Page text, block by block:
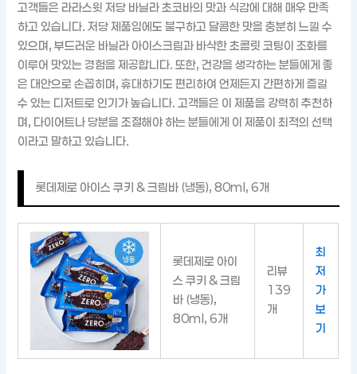
고객들은 라라스윗 저당 바닐라 초코바의 맛과 식감에 대해 매우 만족
하고 있습니다. 저당 제품임에도 불구하고 달콤한 맛을 충분히 느낄 수
있으며, 부드러운 바닐라 아이스크림과 바삭한 초콜릿 코팅이 조화를
이루어 맛있는 경험을 제공합니다. 또한, 건강을 생각하는 분들에게 좋
은 대안으로 손꼽히며, 휴대하기도 편리하여 언제든지 간편하게 즐길
수 있는 디저트로 인기가 높습니다. 고객들은 이 제품을 강력히 추천하
며, 다이어트나 당분을 조절해야 하는 분들에게 이 제품이 최적의 선택
이라고 말하고 있습니다.
롯데제로 아이스 쿠키 & 크림바 (냉동), 80ml, 6개
롯데제로 아이
스 쿠키 & 크림
바 (냉동),
80ml, 6개
리뷰
139
개
최
저
가
보
기